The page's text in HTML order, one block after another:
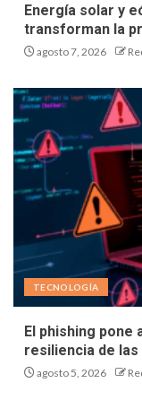
Energía solar y
transforman la
agosto 7, 2026
TECNOLOGÍA
El phishing pone
resiliencia de
agosto 5, 2026